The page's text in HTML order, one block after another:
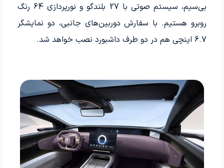
بی‌سیم، سیستم صوتی با 27 بلندگو و نورپردازی 64 رنگ
روبرو هستیم. با سفارش دوربین‌های جانبی، دو نمایشگر
6.7 اینچی هم در دو طرف داشبورد نصب خواهد شد.